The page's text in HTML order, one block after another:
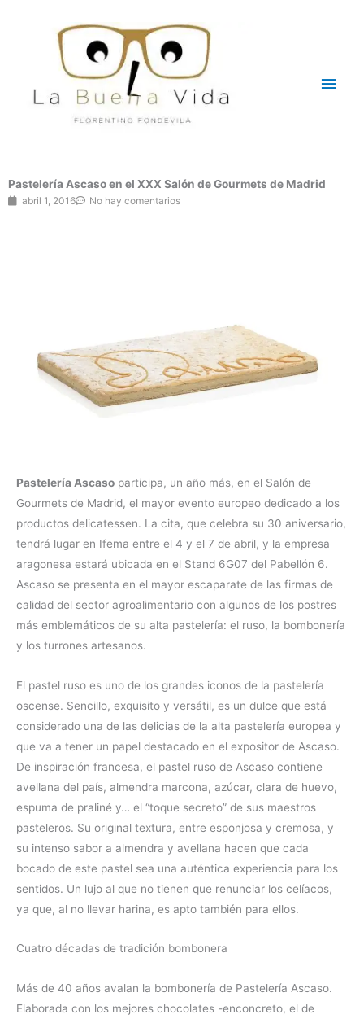
Pastelería Ascaso en el XXX Salón de Gourmets de Madrid
abril 1, 2016 No hay comentarios
Pastelería Ascaso participa, un año más, en el Salón de
Gourmets de Madrid, el mayor evento europeo dedicado a los
productos delicatessen. La cita, que celebra su 30 aniversario,
tendrá lugar en Ifema entre el 4 y el 7 de abril, y la empresa
aragonesa estará ubicada en el Stand 6G07 del Pabellón 6.
Ascaso se presenta en el mayor escaparate de las firmas de
calidad del sector agroalimentario con algunos de los postres
más emblemáticos de su alta pastelería: el ruso, la bombonería
y los turrones artesanos.
El pastel ruso es uno de los grandes iconos de la pastelería
oscense. Sencillo, exquisito y versátil, es un dulce que está
considerado una de las delicias de la alta pastelería europea y
que va a tener un papel destacado en el expositor de Ascaso.
De inspiración francesa, el pastel ruso de Ascaso contiene
avellana del país, almendra marcona, azúcar, clara de huevo,
espuma de praliné y… el “toque secreto” de sus maestros
pasteleros. Su original textura, entre esponjosa y cremosa, y
su intenso sabor a almendra y avellana hacen que cada
bocado de este pastel sea una auténtica experiencia para los
sentidos. Un lujo al que no tienen que renunciar los celíacos,
ya que, al no llevar harina, es apto también para ellos.
Cuatro décadas de tradición bombonera
Más de 40 años avalan la bombonería de Pastelería Ascaso.
Elaborada con los mejores chocolates -enconcreto, el de